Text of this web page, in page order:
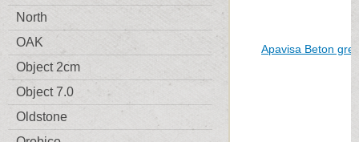
North
OAK
Object 2cm
Object 7.0
Oldstone